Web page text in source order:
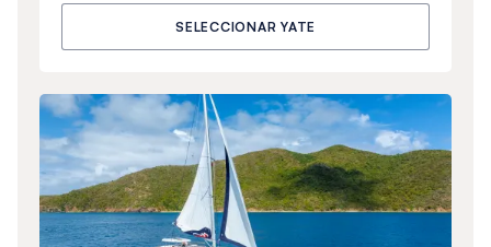
SELECCIONAR YATE